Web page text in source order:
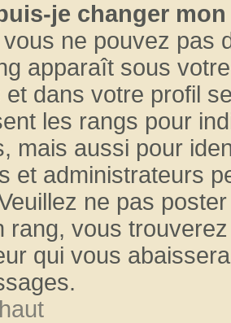
je changer
ne pouvez pas
apparaît sous
dans votre profil
les rangs pour
mais aussi pour
et administrateurs
ne pas
rang, vous
qui vous